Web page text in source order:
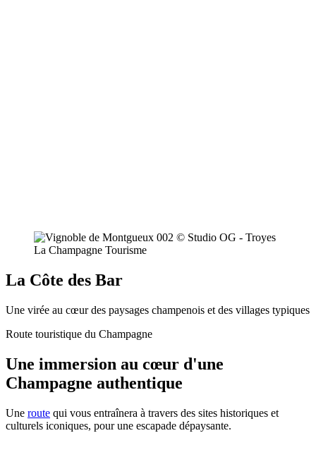
La Côte des Bar
Une virée au cœur des paysages champenois et des villages typiques
Route touristique du Champagne
Une immersion au cœur d'une
Champagne authentique
Une route qui vous entraînera à travers des sites historiques et
culturels iconiques, pour une escapade dépaysante.